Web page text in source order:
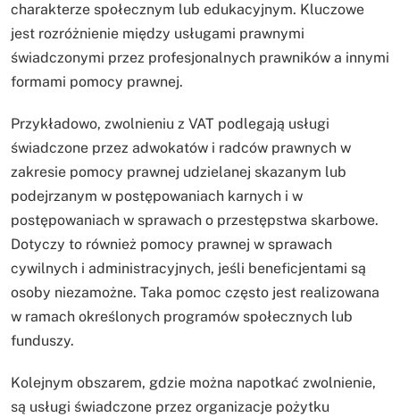
charakterze społecznym lub edukacyjnym. Kluczowe
jest rozróżnienie między usługami prawnymi
świadczonymi przez profesjonalnych prawników a innymi
formami pomocy prawnej.
Przykładowo, zwolnieniu z VAT podlegają usługi
świadczone przez adwokatów i radców prawnych w
zakresie pomocy prawnej udzielanej skazanym lub
podejrzanym w postępowaniach karnych i w
postępowaniach w sprawach o przestępstwa skarbowe.
Dotyczy to również pomocy prawnej w sprawach
cywilnych i administracyjnych, jeśli beneficjentami są
osoby niezamożne. Taka pomoc często jest realizowana
w ramach określonych programów społecznych lub
funduszy.
Kolejnym obszarem, gdzie można napotkać zwolnienie,
są usługi świadczone przez organizacje pożytku